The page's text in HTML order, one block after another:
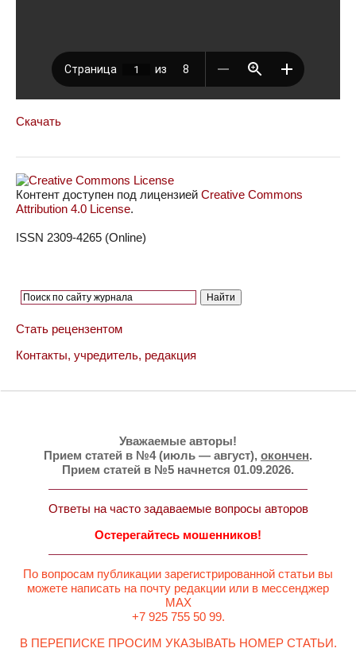
Скачать
Контент доступен под лицензией Creative Commons
Attribution 4.0 License.
ISSN 2309-4265 (Online)
Стать рецензентом
Контакты, учредитель, редакция
Уважаемые авторы!
Прием статей в №4 (июль — август), окончен.
Прием статей в №5 начнется 01.09.2026.
Ответы на часто задаваемые вопросы авторов
Остерегайтесь мошенников!
По вопросам публикации зарегистрированной статьи вы
можете написать на почту редакции или в мессенджер
MAX
+7 925 755 50 99.
В ПЕРЕПИСКЕ ПРОСИМ УКАЗЫВАТЬ НОМЕР СТАТЬИ.